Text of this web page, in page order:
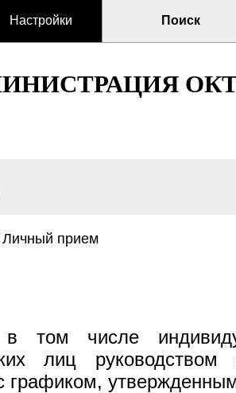
Настройки Поиск
Личный прием
числе
лиц
графиком,